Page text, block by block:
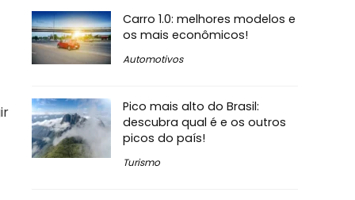
Carro 1.0: melhores modelos e
os mais econômicos!
Automotivos
Pico mais alto do Brasil:
descubra qual é e os outros
picos do país!
Turismo